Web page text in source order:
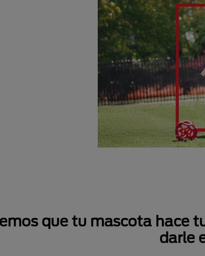
que tu mascota hace
darle